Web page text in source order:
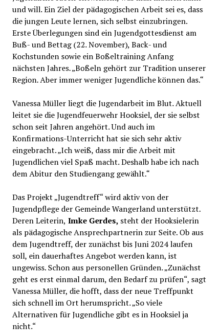
und will. Ein Ziel der pädagogischen Arbeit sei es, dass
die jungen Leute lernen, sich selbst einzubringen.
Erste Überlegungen sind ein Jugendgottesdienst am
Buß- und Bettag (22. November), Back- und
Kochstunden sowie ein Boßeltraining Anfang
nächsten Jahres. „Boßeln gehört zur Tradition unserer
Region. Aber immer weniger Jugendliche können das.“
Vanessa Müller liegt die Jugendarbeit im Blut. Aktuell
leitet sie die Jugendfeuerwehr Hooksiel, der sie selbst
schon seit Jahren angehört. Und auch im
Konfirmations-Unterricht hat sie sich sehr aktiv
eingebracht. „Ich weiß, dass mir die Arbeit mit
Jugendlichen viel Spaß macht. Deshalb habe ich nach
dem Abitur den Studiengang gewählt.“
Das Projekt „Jugendtreff“ wird aktiv von der
Jugendpflege der Gemeinde Wangerland unterstützt.
Deren Leiterin, Imke Gerdes, steht der Hooksielerin
als pädagogische Ansprechpartnerin zur Seite. Ob aus
dem Jugendtreff, der zunächst bis Juni 2024 laufen
soll, ein dauerhaftes Angebot werden kann, ist
ungewiss. Schon aus personellen Gründen. „Zunächst
geht es erst einmal darum, den Bedarf zu prüfen“, sagt
Vanessa Müller, die hofft, dass der neue Treffpunkt
sich schnell im Ort herumspricht. „So viele
Alternativen für Jugendliche gibt es in Hooksiel ja
nicht.“